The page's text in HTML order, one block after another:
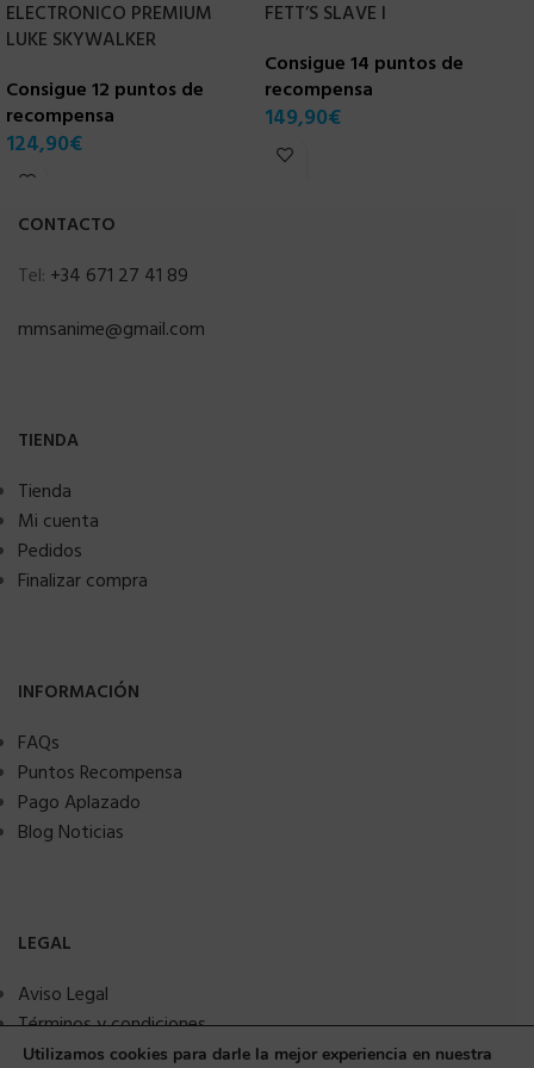
ELECTRONICO PREMIUM
LUKE SKYWALKER
Consigue 12 puntos de
recompensa
124,90€
FETT’S SLAVE I
Consigue 14 puntos de
recompensa
149,90€
CONTACTO
Tel: +34 671 27 41 89
mmsanime@gmail.com
TIENDA
Tienda
Mi cuenta
Pedidos
Finalizar compra
INFORMACIÓN
FAQs
Puntos Recompensa
Pago Aplazado
Blog Noticias
LEGAL
Aviso Legal
Términos y condiciones
Política de privacidad
Utilizamos cookies para darle la mejor experiencia en nuestra